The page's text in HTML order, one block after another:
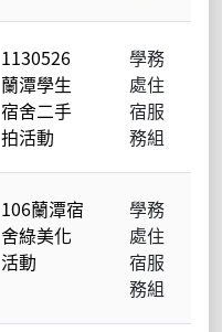
1130526
蘭潭學生
宿舍二手
拍活動
學務
處住
宿服
務組
106蘭潭宿
舍綠美化
活動
學務
處住
宿服
務組